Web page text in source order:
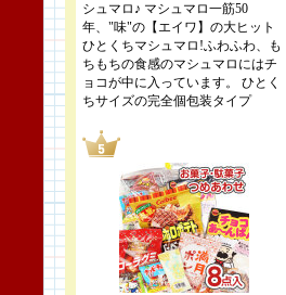
シュマロ♪ マシュマロ一筋50
年、"味"の【エイワ】の大ヒット
ひとくちマシュマロ!ふわふわ、も
ちもちの食感のマシュマロにはチ
ョコが中に入っています。 ひとく
ちサイズの完全個包装タイプ